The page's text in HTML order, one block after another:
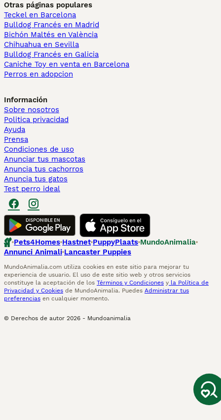
Otras páginas populares
Teckel en Barcelona
Bulldog Francés en Madrid
Bichón Maltés en València
Chihuahua en Sevilla
Bulldog Francés en Galicia
Caniche Toy en venta en Barcelona
Perros en adopcion
Información
Sobre nosotros
Politica privacidad
Ayuda
Prensa
Condiciones de uso
Anunciar tus mascotas
Anuncia tus cachorros
Anuncia tus gatos
Test perro ideal
Pets4Homes Hastnet PuppyPlaats MundoAnimalia
Annunci Animali Lancaster Puppies
MundoAnimalia.com utiliza cookies en este sitio para mejorar tu
experiencia de usuario. El uso de este sitio web y otros servicios
constituye la aceptación de los Términos y Condiciones y la Política de
Privacidad y Cookies de MundoAnimalia. Puedes Administrar tus
preferencias en cualquier momento.
© Derechos de autor 2026 - Mundoanimalia